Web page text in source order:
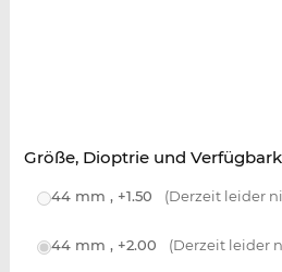
Größe, Dioptrie und
44 mm , +1.50 (Derzeit leider
44 mm , +2.00 (Derzeit leider